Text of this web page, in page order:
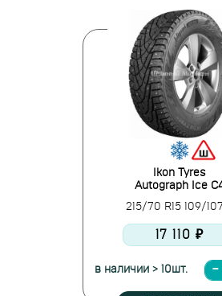
Ikon Tyres
Autograph Ice
215/70 R15 109/
17 110 ₽
в наличии > 10шт.